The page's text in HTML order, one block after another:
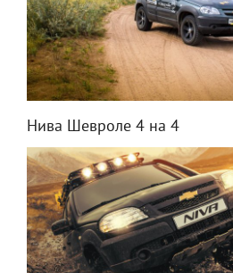
Нива Шевроле 4 на 4